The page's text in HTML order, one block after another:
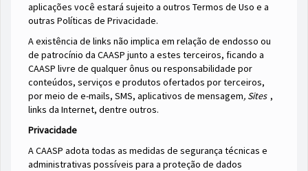
aplicações você estará sujeito a outros Termos de Uso e a
outras Políticas de Privacidade.
A existência de links não implica em relação de endosso ou
de patrocínio da CAASP junto a estes terceiros, ficando a
CAASP livre de qualquer ônus ou responsabilidade por
conteúdos, serviços e produtos ofertados por terceiros,
por meio de e-mails, SMS, aplicativos de mensagem, Sites ,
links da Internet, dentre outros.
Privacidade
A CAASP adota todas as medidas de segurança técnicas e
administrativas possíveis para a proteção de dados